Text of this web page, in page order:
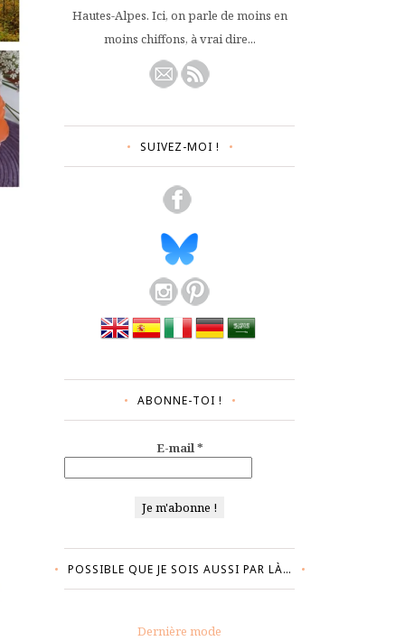
Hautes-Alpes. Ici, on parle de moins en
moins chiffons, à vrai dire...
SUIVEZ-MOI !
ABONNE-TOI !
E-mail*
POSSIBLE QUE JE SOIS AUSSI PAR LÀ…
Dernière mode